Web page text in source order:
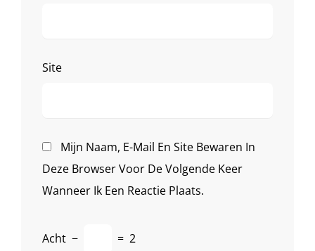
Site
Mijn Naam, E-Mail En Site Bewaren In
Deze Browser Voor De Volgende Keer
Wanneer Ik Een Reactie Plaats.
Acht − = 2